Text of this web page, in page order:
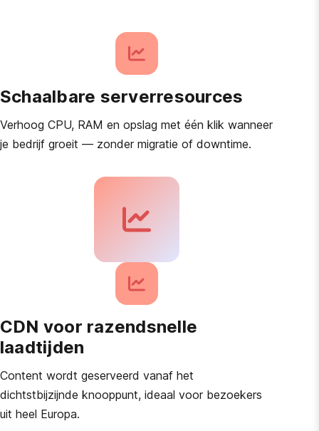
Schaalbare serverresources
Verhoog CPU, RAM en opslag met één klik wanneer
je bedrijf groeit — zonder migratie of downtime.
CDN voor razendsnelle
laadtijden
Content wordt geserveerd vanaf het
dichtstbijzijnde knooppunt, ideaal voor bezoekers
uit heel Europa.